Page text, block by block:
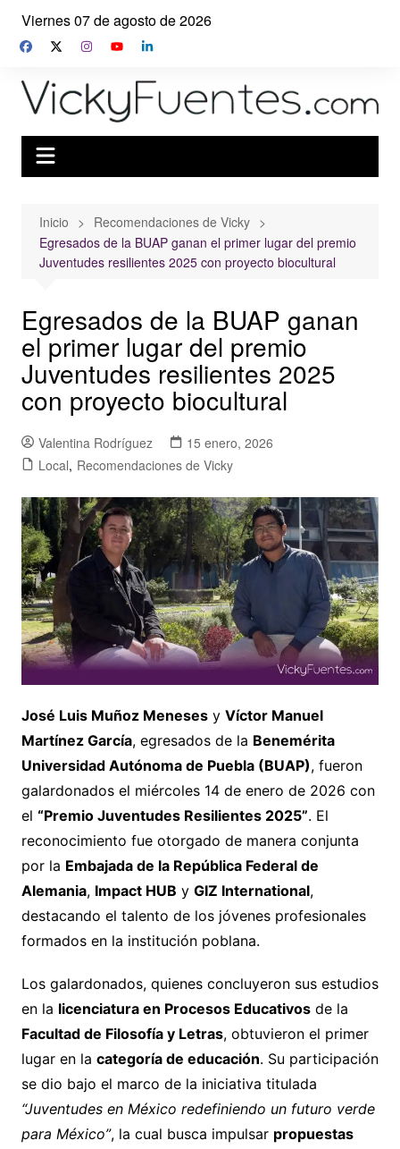
Saltar
contenido
Viernes 07 de agosto de 2026
Inicio
Recomendaciones de Vicky
Egresados de la BUAP ganan el primer lugar del premio
Juventudes resilientes 2025 con proyecto biocultural
Egresados de la BUAP ganan
el primer lugar del premio
Juventudes resilientes 2025
con proyecto biocultural
Valentina Rodríguez
15 enero, 2026
Local, Recomendaciones de Vicky
José Luis Muñoz Menesesy Víctor Manuel
Martínez García, egresados de la Benemérita
Universidad Autónoma de Puebla (BUAP), fueron
galardonados el miércoles 14 de enero de 2026 con
el “Premio Juventudes Resilientes 2025”. El
reconocimiento fue otorgado de manera conjunta
por la Embajada de la República Federal de
Alemania, Impact HUB y GIZ International,
destacando el talento de los jóvenes profesionales
formados en la institución poblana.
Los galardonados, quienes concluyeron sus estudios
en la licenciatura en Procesos Educativosde la
Facultad de Filosofía y Letras, obtuvieron el primer
lugar en la categoría de educación. Su participación
se dio bajo el marco de la iniciativa titulada
“Juventudes en México redefiniendo un futuro verde
para México”, la cual busca impulsar propuestas